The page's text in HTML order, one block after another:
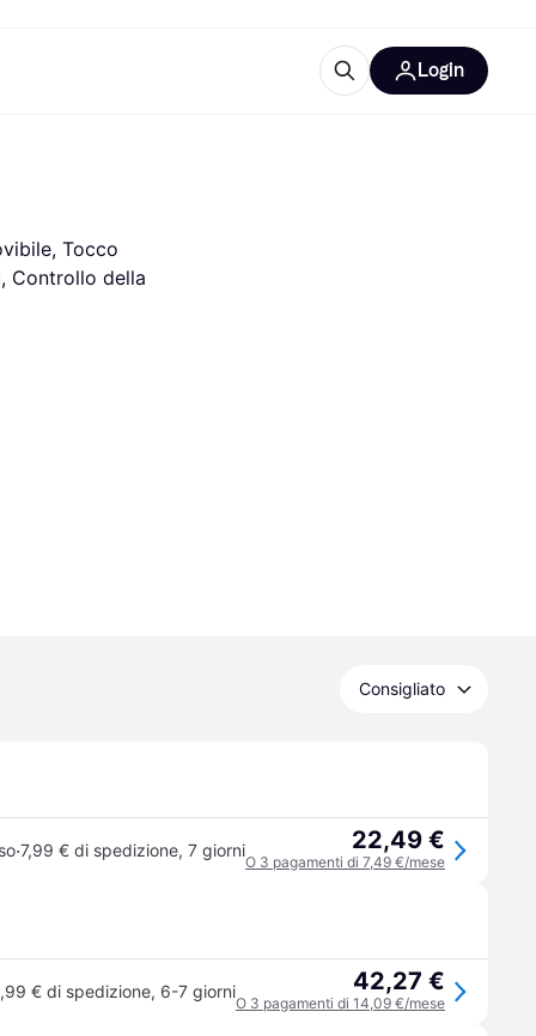
Login
Tocco
Controllo della
Consigliato
·7,99 € di spedizione, 7 giorni 22,49 €
O 3 pagamenti di 7,49 €/mese
€ di spedizione, 6-7 giorni 42,27 €
O 3 pagamenti di 14,09 €/mese